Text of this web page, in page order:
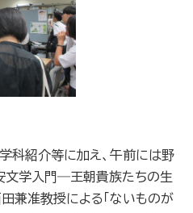
紹介等に加え、午前には野
文学入門―王朝貴族たちの生
兼准教授による「ないものが